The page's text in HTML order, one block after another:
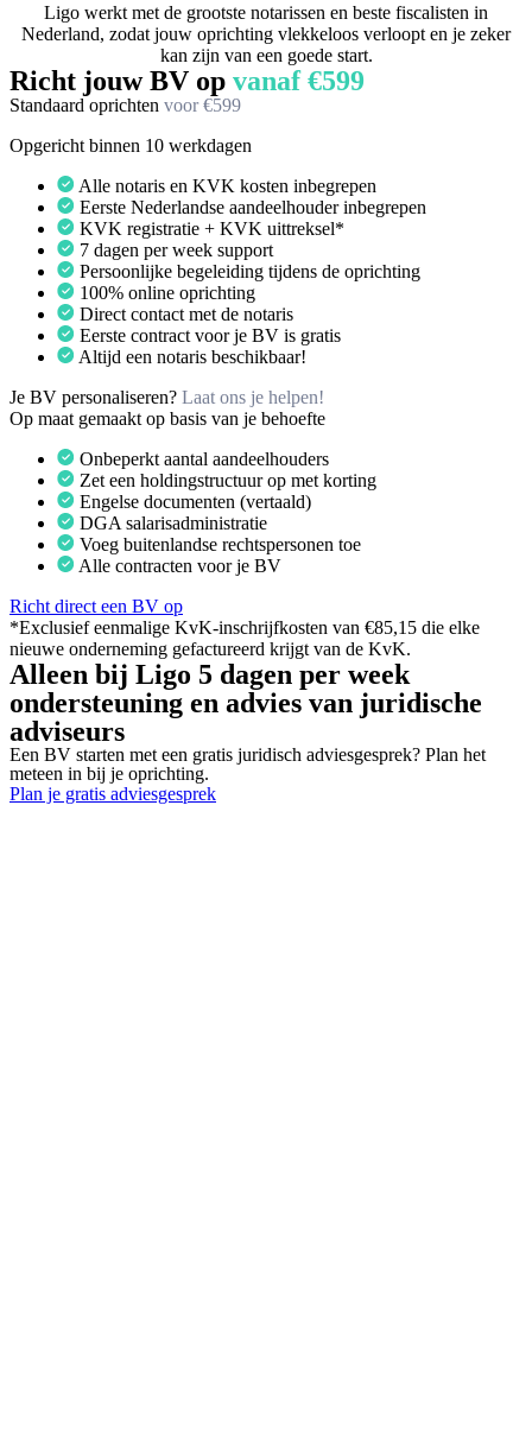
Ligo werkt met de grootste notarissen en beste fiscalisten in
Nederland, zodat jouw oprichting vlekkeloos verloopt en je zeker
kan zijn van een goede start.
Richt jouw BV op vanaf €599
Standaard oprichten voor €599
Opgericht binnen 10 werkdagen
Alle notaris en KVK kosten inbegrepen
Eerste Nederlandse aandeelhouder inbegrepen
KVK registratie + KVK uittreksel*
7 dagen per week support
Persoonlijke begeleiding tijdens de oprichting
100% online oprichting
Direct contact met de notaris
Eerste contract voor je BV is gratis
Altijd een notaris beschikbaar!
Je BV personaliseren? Laat ons je helpen!
Op maat gemaakt op basis van je behoefte
Onbeperkt aantal aandeelhouders
Zet een holdingstructuur op met korting
Engelse documenten (vertaald)
DGA salarisadministratie
Voeg buitenlandse rechtspersonen toe
Alle contracten voor je BV
Richt direct een BV op
*Exclusief eenmalige KvK-inschrijfkosten van €85,15 die elke
nieuwe onderneming gefactureerd krijgt van de KvK.
Alleen bij Ligo 5 dagen per week
ondersteuning en advies van juridische
adviseurs
Een BV starten met een gratis juridisch adviesgesprek? Plan het
meteen in bij je oprichting.
Plan je gratis adviesgesprek